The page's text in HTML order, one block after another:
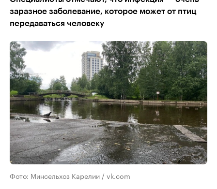
заразное заболевание, которое может от птиц
передаваться человеку
Фото: Минсельхоз Карелии / vk.com